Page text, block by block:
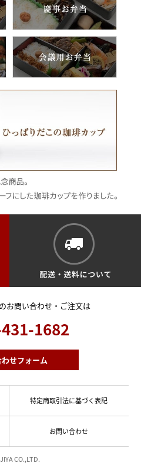
お問い合わせ・ご注文は
1682
せフォーム
特定商取引法に基づく表記
お問い合わせ
CO.,LTD.